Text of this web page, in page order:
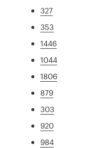
327
353
1446
1044
1806
879
303
920
984